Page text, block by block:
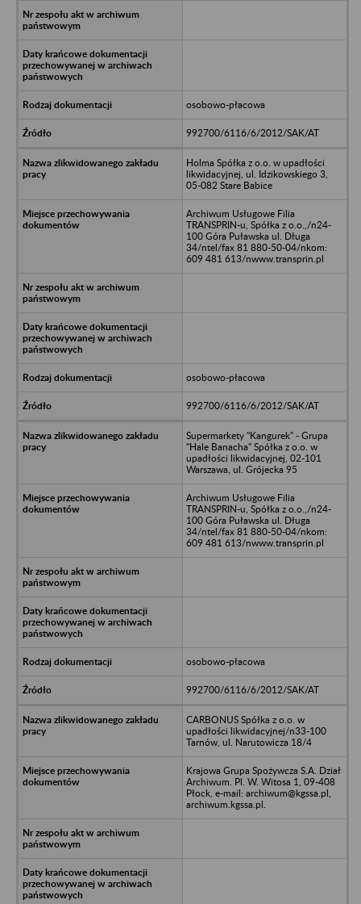
osobowo-płacowa
992700/6116/6/2012/SAK/AT
Holma Spółka z o.o. w upadłości
likwidacyjnej, ul. Idzikowskiego 3,
05-082 Stare Babice
Archiwum Usługowe Filia
TRANSPRIN-u, Spółka z o.o.,/n24-
100 Góra Puławska ul. Długa
34/ntel/fax 81 880-50-04/nkom:
609 481 613/nwww.transprin.pl
osobowo-płacowa
992700/6116/6/2012/SAK/AT
Supermarkety "Kangurek" - Grupa
"Hale Banacha" Spółka z o.o. w
upadłości likwidacyjnej, 02-101
Warszawa, ul. Grójecka 95
Archiwum Usługowe Filia
TRANSPRIN-u, Spółka z o.o.,/n24-
100 Góra Puławska ul. Długa
34/ntel/fax 81 880-50-04/nkom:
609 481 613/nwww.transprin.pl
osobowo-płacowa
992700/6116/6/2012/SAK/AT
CARBONUS Spółka z o.o. w
upadłości likwidacyjnej/n33-100
Tarnów, ul. Narutowicza 18/4
Krajowa Grupa Spożywcza S.A. Dział
Archiwum. Pl. W. Witosa 1, 09-408
Płock, e-mail: archiwum@kgssa.pl,
archiwum.kgssa.pl.